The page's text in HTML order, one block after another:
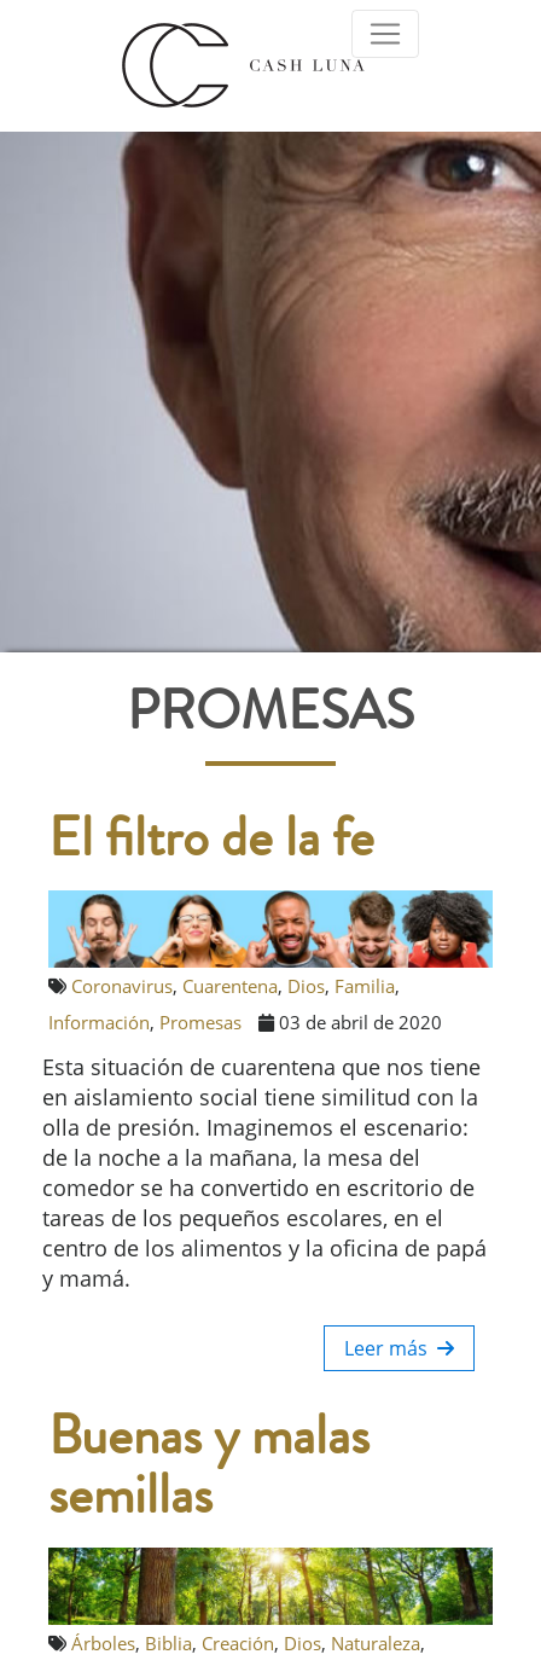
PROMESAS
El filtro de la fe
Coronavirus, Cuarentena, Dios, Familia,
Información, Promesas 03 de abril de 2020
Esta situación de cuarentena que nos tiene
en aislamiento social tiene similitud con la
olla de presión. Imaginemos el escenario:
de la noche a la mañana, la mesa del
comedor se ha convertido en escritorio de
tareas de los pequeños escolares, en el
centro de los alimentos y la oficina de papá
y mamá.
Leer más
Buenas y malas
semillas
Árboles, Biblia, Creación, Dios, Naturaleza,